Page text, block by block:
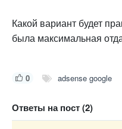
Какой вариант будет
была максимальная
0 adsense google
Ответы на пост (2)